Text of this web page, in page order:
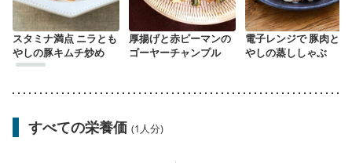
スタミナ満点 ニラとも
やしの豚キムチ炒め
厚揚げと赤ピーマンの
ゴーヤーチャンプル
電子レンジで 豚肉とも
やしの蒸ししゃぶ
すべての栄養価 (1人分)